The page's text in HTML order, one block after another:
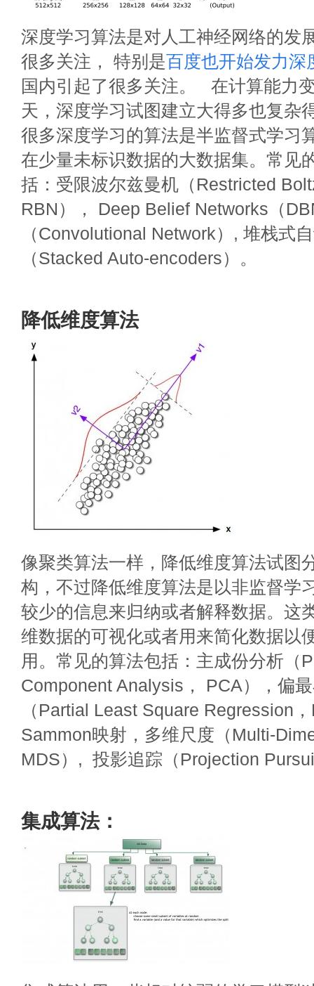
深度学习算法是对人工神经网络的发
很多关注， 特别是百度也开始发力深
国内引起了很多关注。 在计算能力
天，深度学习试图建立大得多也复杂
很多深度学习的算法是半监督式学习
在少量未标识数据的大数据集。常见
括：受限波尔兹曼机（Restricted
RBN）， Deep Belief Networks（
（Convolutional Network）, 堆栈式
（Stacked Auto-encoders）。
降低维度算法
像聚类算法一样，降低维度算法试图
构，不过降低维度算法是以非监督学
较少的信息来归纳或者解释数据。这
维数据的可视化或者用来简化数据以
用。常见的算法包括：主成份分析（
Component Analysis， PCA），偏
（Partial Least Square Regression
Sammon映射，多维尺度（Multi-
MDS）, 投影追踪（Projection
集成算法：